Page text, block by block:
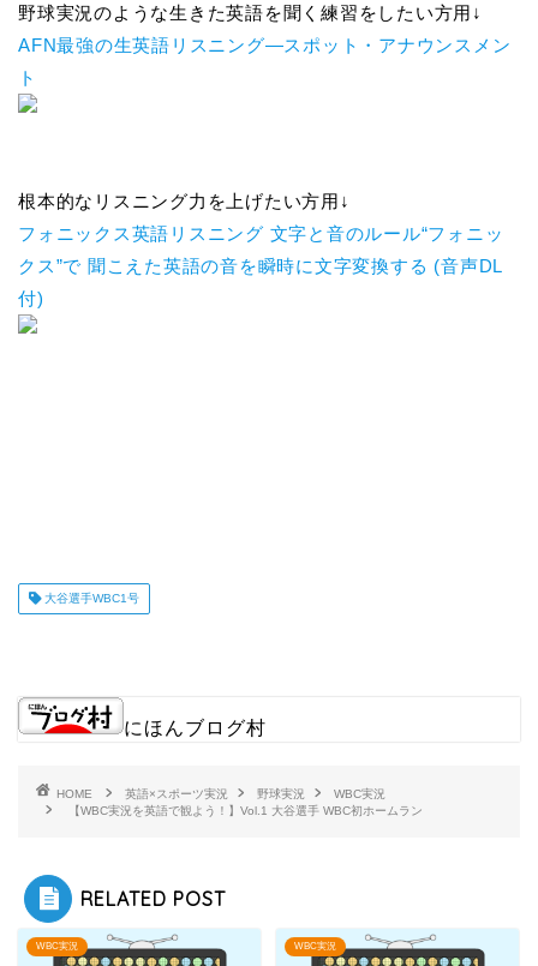
野球実況のような生きた英語を聞く練習をしたい方用↓
AFN最強の生英語リスニング―スポット・アナウンスメン
ト
根本的なリスニング力を上げたい方用↓
フォニックス英語リスニング 文字と音のルール“フォニッ
クス”で 聞こえた英語の音を瞬時に文字変換する (音声DL
付)
大谷選手WBC1号
にほんブログ村
HOME 英語×スポーツ実況 野球実況
WBC実況
【WBC実況を英語で観よう！】Vol.1 大谷選手 WBC初ホームラン
RELATED POST
WBC実況 WBC実況